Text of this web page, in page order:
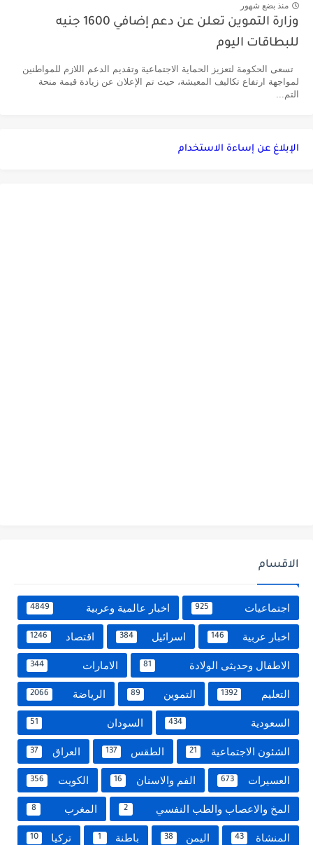
منذ بضع شهور
وزارة التموين تعلن عن دعم إضافي 1600 جنيه
للبطاقات اليوم
تسعى الحكومة لتعزيز الحماية الاجتماعية وتقديم الدعم اللازم للمواطنين
لمواجهة ارتفاع تكاليف المعيشة، حيث تم الإعلان عن زيادة قيمة منحة
التم...
الإبلاغ عن إساءة الاستخدام
الاقسام
اجتماعيات 925 اخبار عالمية وعربية 4849
اخبار عربية 146 اسرائيل 384 اقتصاد 1246
الاطفال وحديثى الولادة 81 الامارات 344
التعليم 1392 التموين 89 الرياضة 2066
السعودية 434 السودان 51
الشئون الاجتماعية 21 الطقس 137 العراق 37
العسيرات 673 الفم والاسنان 16 الكويت 356
المخ والاعصاب والطب النفسي 2 المغرب 8
المنشاة 43 اليمن 38 باطنة 1 تركيا 10